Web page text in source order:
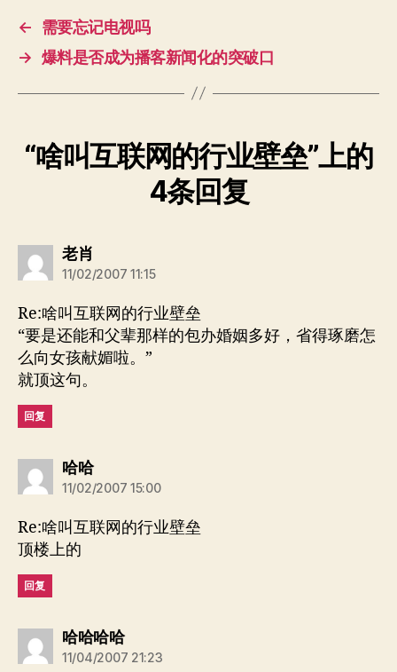
←
需要忘记电视吗
→ 爆料是否成为播客新闻化的突破口
“啥叫互联网的行业壁垒”上的
4条回复
老肖
11/02/2007 11:15
Re:啥叫互联网的行业壁垒
“要是还能和父辈那样的包办婚姻多好，省得琢磨怎
么向女孩献媚啦。”
就顶这句。
回复
哈哈说：
11/02/2007 15:00
Re:啥叫互联网的行业壁垒
顶楼上的
回复
哈哈哈哈说：
11/04/2007 21:23